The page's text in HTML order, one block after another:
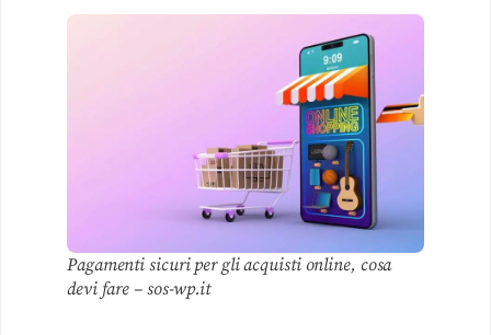
Pagamenti sicuri per gli acquisti online, cosa
devi fare – sos-wp.it